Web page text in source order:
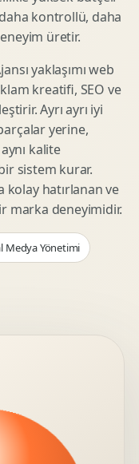
kontrollü, daha
üretir.
yaklaşımı web
kreatifi, SEO ve
Ayrı ayrı iyi
yerine,
kalite
sistem kurar.
kolay hatırlanan ve
marka deneyimidir.
Medya Yönetimi